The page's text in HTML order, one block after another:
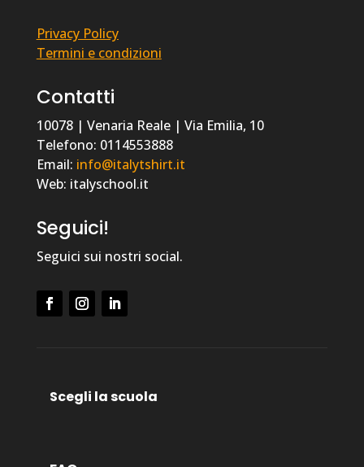
Privacy Policy
Termini e condizioni
Contatti
10078 | Venaria Reale | Via Emilia, 10
Telefono: 0114553888
Email: info@italytshirt.it
Web: italyschool.it
Seguici!
Seguici sui nostri social.
Scegli la scuola